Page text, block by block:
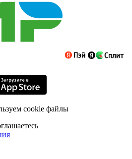
cookie файлы